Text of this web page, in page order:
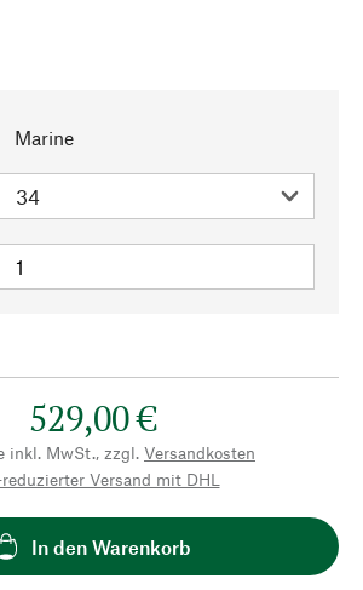
Marine
529,00 €
inkl. MwSt., zzgl. Versandkosten
reduzierter Versand mit DHL
In den Warenkorb